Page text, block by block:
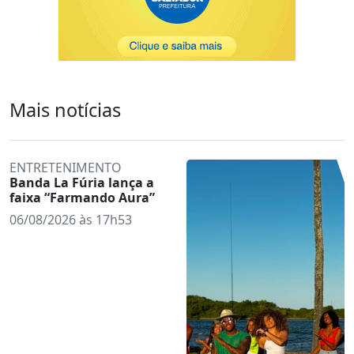
Mais notícias
ENTRETENIMENTO
Banda La Fúria lança a
faixa “Farmando Aura”
06/08/2026 às 17h53